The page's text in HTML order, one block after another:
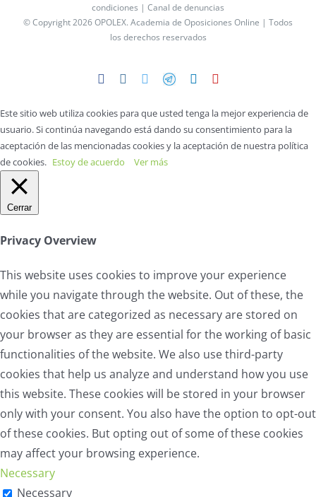
condiciones | Canal de denuncias
© Copyright 2026 OPOLEX. Academia de Oposiciones Online | Todos
los derechos reservados
FacebookInstagram
Twitter
TelegramLinkedIn
Este sitio web utiliza cookies para que usted tenga la mejor experiencia de
usuario. Si continúa navegando está dando su consentimiento para la
aceptación de las mencionadas cookies y la aceptación de nuestra política
de cookies. Estoy de acuerdo Ver más
Cerrar
Privacy Overview
This website uses cookies to improve your experience
while you navigate through the website. Out of these, the
cookies that are categorized as necessary are stored on
your browser as they are essential for the working of basic
functionalities of the website. We also use third-party
cookies that help us analyze and understand how you use
this website. These cookies will be stored in your browser
only with your consent. You also have the option to opt-out
of these cookies. But opting out of some of these cookies
may affect your browsing experience.
Necessary
Necessary